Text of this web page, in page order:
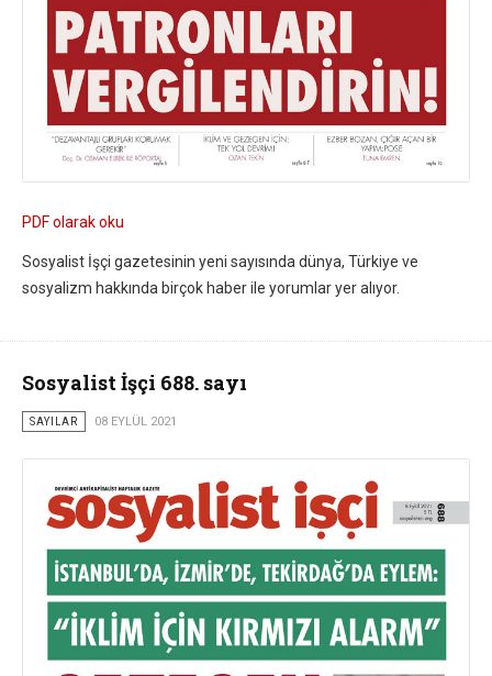
PDF olarak oku
Sosyalist İşçi gazetesinin yeni sayısında dünya, Türkiye ve
sosyalizm hakkında birçok haber ile yorumlar yer alıyor.
Sosyalist İşçi 688. sayı
SAYILAR 08 EYLÜL 2021